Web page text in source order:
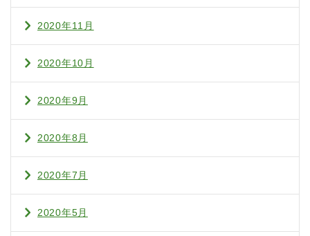
2020年11月
2020年10月
2020年9月
2020年8月
2020年7月
2020年5月